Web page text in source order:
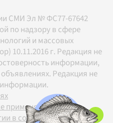
СМИ Эл № ФС77-67642
по надзору в сфере
и массовых
10.11.2016 г. Редакция не
информации,
Редакция не
применяются
в соответствии с